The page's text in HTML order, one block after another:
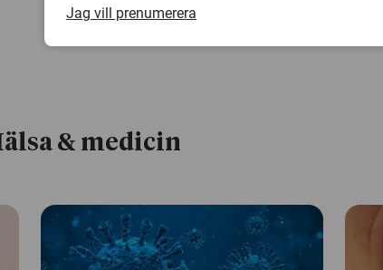
& medicin
Jag vill prenumerera